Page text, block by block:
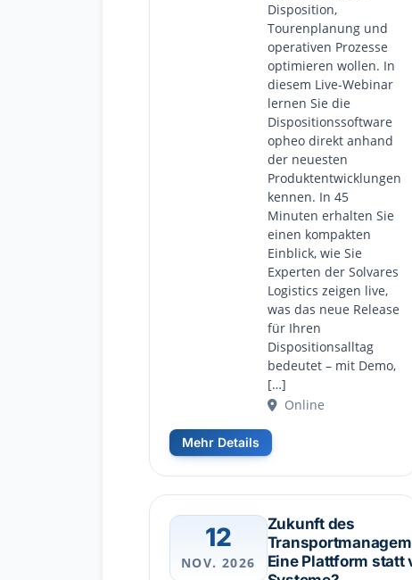
Disposition,
Tourenplanung und
operativen Prozesse
optimieren wollen. In
diesem Live-Webinar
lernen Sie die
Dispositionssoftware
opheo direkt anhand
der neuesten
Produktentwicklungen
kennen. In 45
Minuten erhalten Sie
einen kompakten
Einblick, wie Sie
Experten der Solvares
Logistics zeigen live,
was das neue Release
für Ihren
Dispositionsalltag
bedeutet – mit Demo,
[…]
Online
Mehr Details
12
NOV. 2026
Zukunft des
Eine Plattform statt